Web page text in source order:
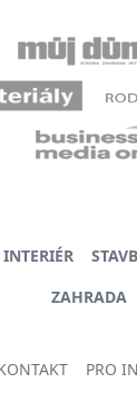
INTERIÉR
ZAHRADA
PRO